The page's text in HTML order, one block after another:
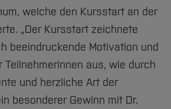
welche den Kursstart an der
„Der Kursstart zeichnete
beeindruckende Motivation und
aus, wie durch
und herzliche Art der
besonderer Gewinn mit Dr.